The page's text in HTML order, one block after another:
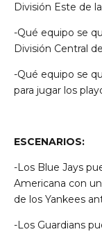
División Este de
-Qué equipo se
División Central
-Qué equipo se
para jugar los
ESCENARIOS:
-Los Blue Jays
Americana con
de los Yankees
-Los Guardians